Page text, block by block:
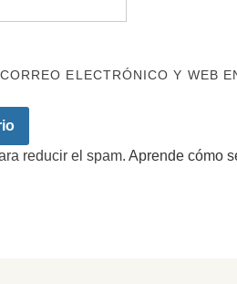
ELECTRÓNICO Y WEB
reducir el spam. Aprende cómo